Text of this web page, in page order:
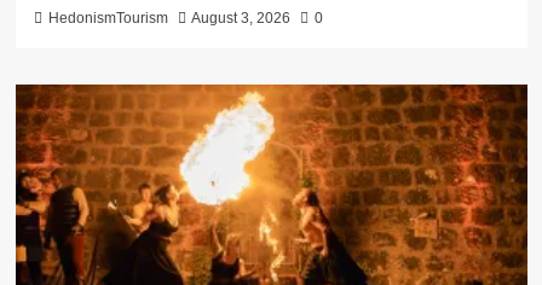
HedonismTourism August 3, 2026 0